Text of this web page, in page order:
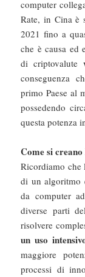
computer
Rate, in Cina è
2021 fino a
che è causa ed
di criptovalute
conseguenza
primo Paese al
possedendo
questa potenza
Come si
Ricordiamo che
di un algoritmo
da computer
diverse parti
risolvere
un uso
maggiore
processi di